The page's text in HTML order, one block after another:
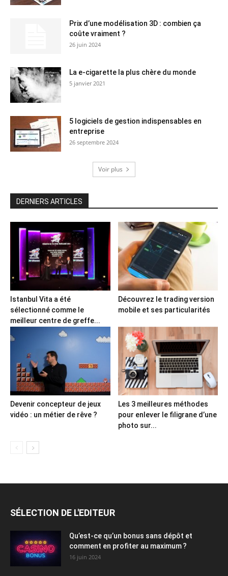
Prix d’une modélisation 3D : combien ça
coûte vraiment ?
26 juin 2024
La e-cigarette la plus chère du monde
5 janvier 2021
5 logiciels de gestion indispensables en
entreprise
26 septembre 2024
Voir plus
DERNIERS ARTICLES
Istanbul Vita a été
sélectionné comme le
meilleur centre de greffe...
Découvrez le trading version
mobile et ses particularités
Devenir concepteur de jeux
vidéo : un métier de rêve ?
Les 3 meilleures méthodes
pour enlever le filigrane d’une
photo sur...
SÉLECTION DE L'EDITEUR
Qu’est-ce qu’un bonus sans dépôt et
comment en profiter au maximum ?
16 juin 2024